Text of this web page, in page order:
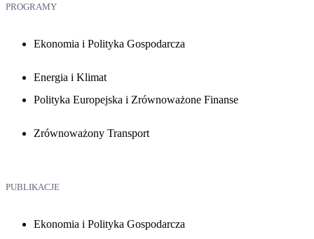
PROGRAMY
Ekonomia i Polityka Gospodarcza
Energia i Klimat
Polityka Europejska i Zrównoważone Finanse
Zrównoważony Transport
PUBLIKACJE
Ekonomia i Polityka Gospodarcza